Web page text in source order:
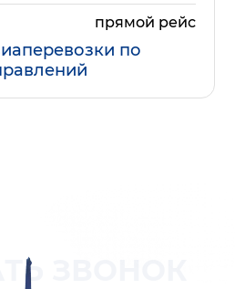
прямой рейс
по
ЗВОНОК